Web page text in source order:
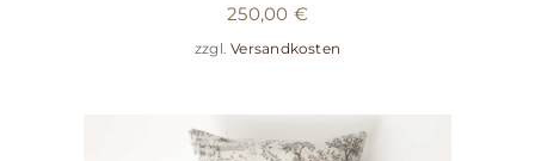
250,00 €
zzgl.Versandkosten